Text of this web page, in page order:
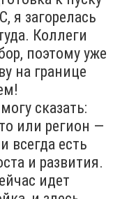
я загорелась
Коллеги
поэтому уже
на границе
сказать:
или регион —
всегда есть
и развития.
идет